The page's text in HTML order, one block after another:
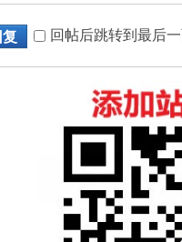
回帖后跳转到最后